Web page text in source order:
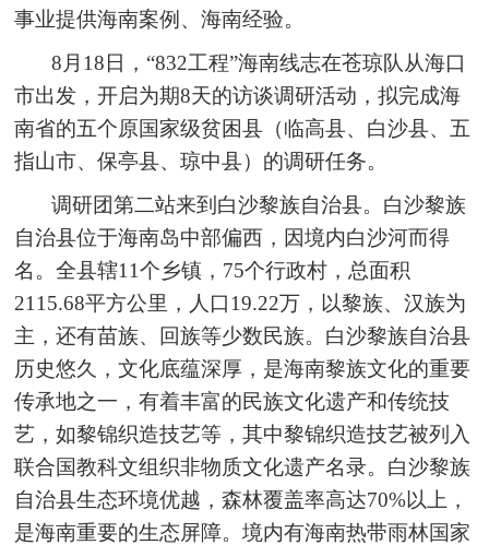
事业提供海南案例、海南经验。
8月18日，“832工程”海南线志在苍琼队从海口
市出发，开启为期8天的访谈调研活动，拟完成海
南省的五个原国家级贫困县（临高县、白沙县、五
指山市、保亭县、琼中县）的调研任务。
调研团第二站来到白沙黎族自治县。白沙黎族
自治县位于海南岛中部偏西，因境内白沙河而得
名。全县辖11个乡镇，75个行政村，总面积
2115.68平方公里，人口19.22万，以黎族、汉族为
主，还有苗族、回族等少数民族。白沙黎族自治县
历史悠久，文化底蕴深厚，是海南黎族文化的重要
传承地之一，有着丰富的民族文化遗产和传统技
艺，如黎锦织造技艺等，其中黎锦织造技艺被列入
联合国教科文组织非物质文化遗产名录。白沙黎族
自治县生态环境优越，森林覆盖率高达70%以上，
是海南重要的生态屏障。境内有海南热带雨林国家